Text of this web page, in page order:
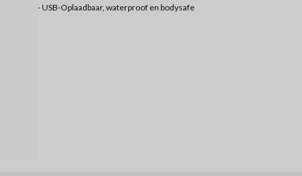
-USB-Oplaadbaar, waterproof en bodysafe